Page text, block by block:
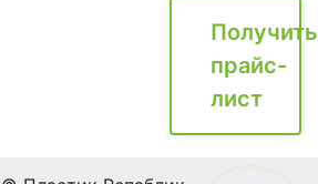
Получить
прайс-
лист